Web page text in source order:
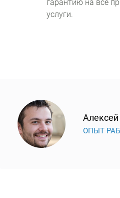
гарантию на все
услуги.
ОПЫТ